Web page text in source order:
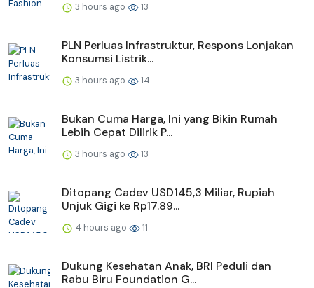
3 hours ago 13
PLN Perluas Infrastruktur, Respons Lonjakan
Konsumsi Listrik...
3 hours ago 14
Bukan Cuma Harga, Ini yang Bikin Rumah
Lebih Cepat Dilirik P...
3 hours ago 13
Ditopang Cadev USD145,3 Miliar, Rupiah
Unjuk Gigi ke Rp17.89...
4 hours ago 11
Dukung Kesehatan Anak, BRI Peduli dan
Rabu Biru Foundation G...